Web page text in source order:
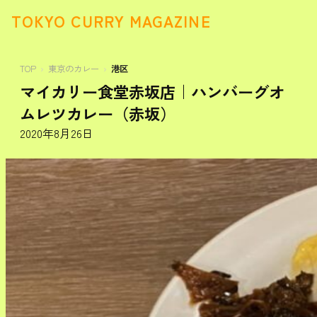
TOKYO CURRY MAGAZINE
TOP 東京のカレー 港区
マイカリー食堂赤坂店｜ハンバーグオ
ムレツカレー（赤坂）
2020年8月26日